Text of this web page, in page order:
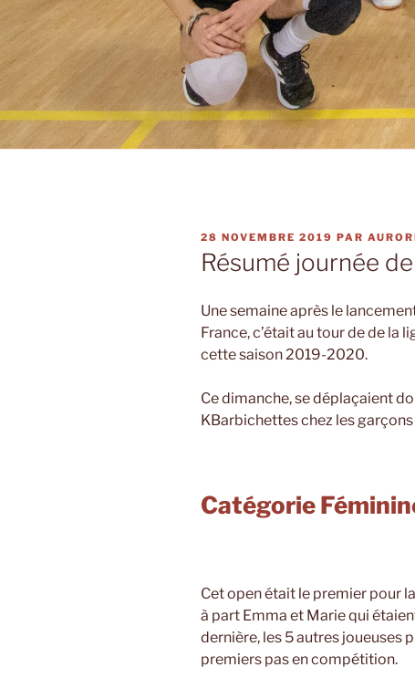
PUBLIÉ
LE
28 NOVEMBRE 2019 PAR
Résumé journée
Une semaine après le
France, c’était au tour de de la
cette saison 2019-2020.
Ce dimanche, se déplaçaient
KBarbichettes chez les
Catégorie
Cet open était le premier pour
à part Emma et Marie qui
dernière, les 5 autres joueuses
premiers pas en compétition.